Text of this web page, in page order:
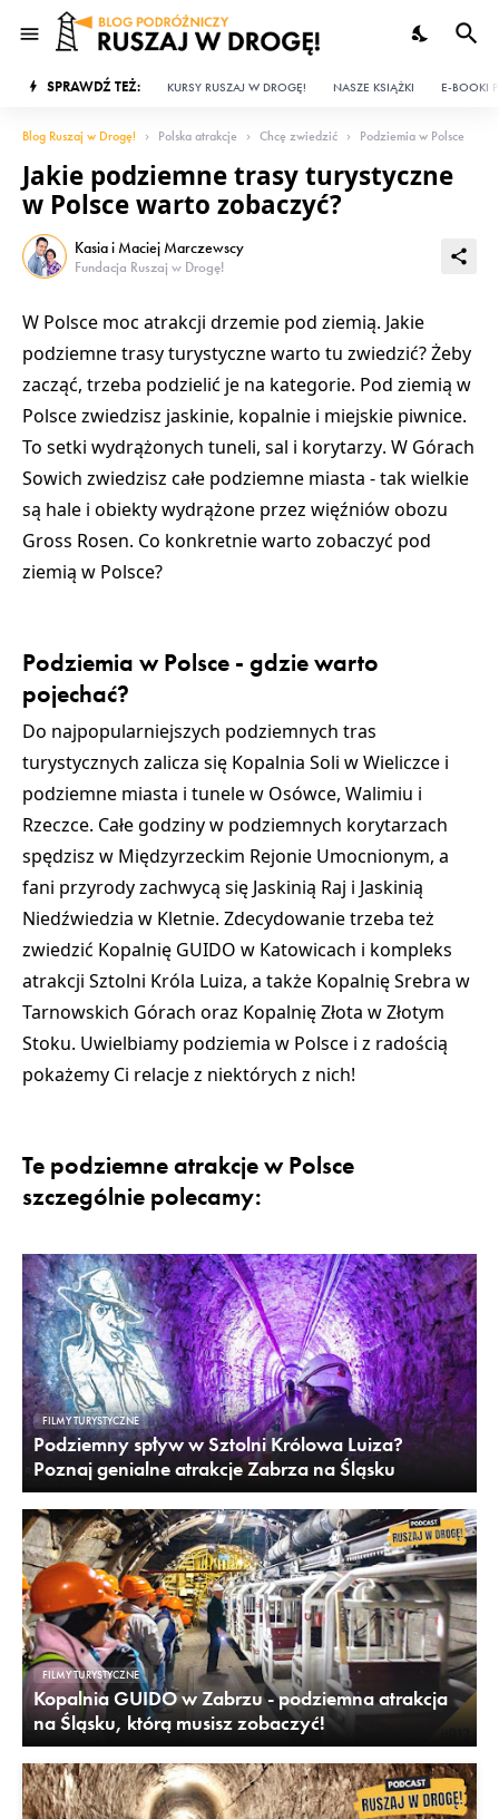
SPRAWDŹ TEŻ: KURSY RUSZAJ W DROGĘ! NASZE KSIĄŻKI E-BOOKI
Blog Ruszaj w Drogę! Polska atrakcje Chcę zwiedzić Podziemia w Polsce
Jakie podziemne trasy turystyczne
w Polsce warto zobaczyć?
Kasia i Maciej Marczewscy
Fundacja Ruszaj w Drogę!
W Polsce moc atrakcji drzemie pod ziemią. Jakie
podziemnetrasy turystyczne warto tu zwiedzić? Żeby
zacząć, trzeba podzielić je na kategorie. Pod ziemią w
Polsce zwiedzisz jaskinie, kopalnie i miejskie piwnice.
To setki wydrążonych tuneli, sal i korytarzy. W Górach
Sowich zwiedzisz całe podziemne miasta - tak wielkie
są hale i obiekty wydrążone przez więźniów obozu
Gross Rosen. Co konkretniewarto zobaczyć pod
ziemią w Polsce?
Podziemia w Polsce - gdzie warto
pojechać?
Do najpopularniejszych podziemnych tras
turystycznych zalicza się Kopalnia Soli w Wieliczce i
podziemne miasta i tunele w Osówce, Walimiu i
Rzeczce. Całe godziny w podziemnych korytarzach
spędzisz w Międzyrzeckim Rejonie Umocnionym, a
fani przyrody zachwycą się Jaskinią Raj i Jaskinią
Niedźwiedzia w Kletnie. Zdecydowanie trzeba też
zwiedzić Kopalnię GUIDO w Katowicach i kompleks
atrakcji Sztolni Króla Luiza, a także Kopalnię Srebra w
Tarnowskich Górach oraz Kopalnię Złota w Złotym
Stoku. Uwielbiamy podziemia w Polsce i z radością
pokażemy Ci relacje z niektórych z nich!
Te podziemne atrakcje w Polsce
szczególnie polecamy:
FILMY TURYSTYCZNE
Podziemny spływ w Sztolni Królowa Luiza?
Poznaj genialne atrakcje Zabrza na Śląsku
FILMY TURYSTYCZNE
Kopalnia GUIDO w Zabrzu - podziemna atrakcja
na Śląsku, którą musisz zobaczyć!